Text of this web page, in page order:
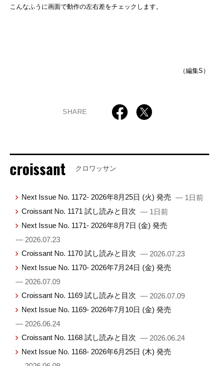
こんなふうに画面で動作の左右差をチェックします。
（編集S）
SHARE
croissant クロワッサン
Next Issue No. 1172- 2026年8月25日 (火) 発売 — 1日前
Croissant No. 1171 試し読みと目次 — 1日前
Next Issue No. 1171- 2026年8月7日 (金) 発売
— 2026.07.23
Croissant No. 1170 試し読みと目次 — 2026.07.23
Next Issue No. 1170- 2026年7月24日 (金) 発売
— 2026.07.09
Croissant No. 1169 試し読みと目次 — 2026.07.09
Next Issue No. 1169- 2026年7月10日 (金) 発売
— 2026.06.24
Croissant No. 1168 試し読みと目次 — 2026.06.24
Next Issue No. 1168- 2026年6月25日 (木) 発売